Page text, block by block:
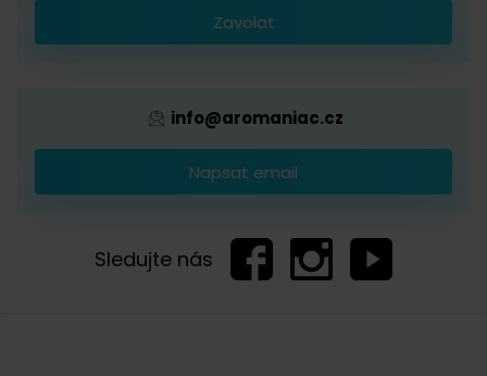
Provizní systém
Zavolat
info@aromaniac.cz
Napsat email
Sledujte nás